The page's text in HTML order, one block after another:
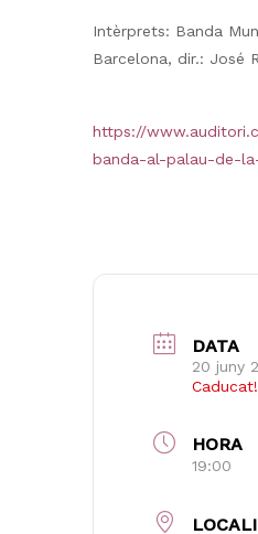
Intèrprets: Banda
Barcelona, dir.: José
https://
banda-al-palau-de-
DATA
20 juny
Caducat!
HORA
19:00